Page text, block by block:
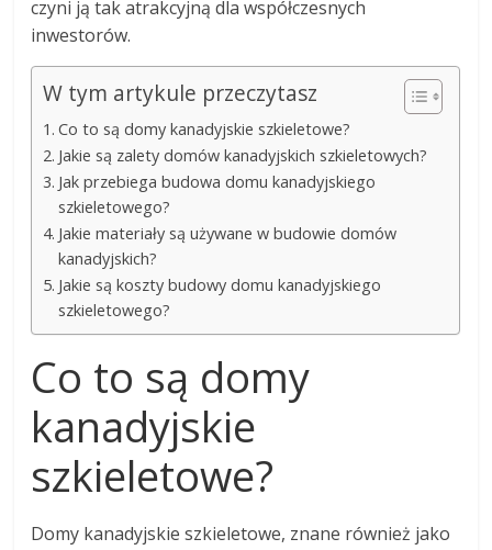
czyni ją tak atrakcyjną dla współczesnych
inwestorów.
W tym artykule przeczytasz
Co to są domy kanadyjskie szkieletowe?
Jakie są zalety domów kanadyjskich szkieletowych?
Jak przebiega budowa domu kanadyjskiego
szkieletowego?
Jakie materiały są używane w budowie domów
kanadyjskich?
Jakie są koszty budowy domu kanadyjskiego
szkieletowego?
Co to są domy
kanadyjskie
szkieletowe?
Domy kanadyjskie szkieletowe, znane również jako